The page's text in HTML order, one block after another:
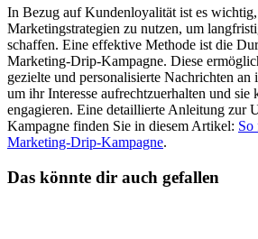
In Bezug auf Kundenloyalität ist es wichtig,
Marketingstrategien zu nutzen, um
schaffen. Eine effektive Methode ist die
Marketing-Drip-Kampagne. Diese
gezielte und personalisierte Nachrichten an
um ihr Interesse aufrechtzuerhalten und
engagieren. Eine detaillierte Anleitung zur
Kampagne finden Sie in diesem Artikel: So
Marketing-Drip-Kampagne.
Das könnte dir auch gefallen